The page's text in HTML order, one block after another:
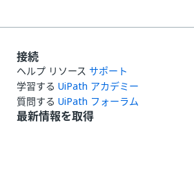
接続
ヘルプ リソース サポート
学習する UiPath アカデミー
質問する UiPath フォーラム
最新情報を取得